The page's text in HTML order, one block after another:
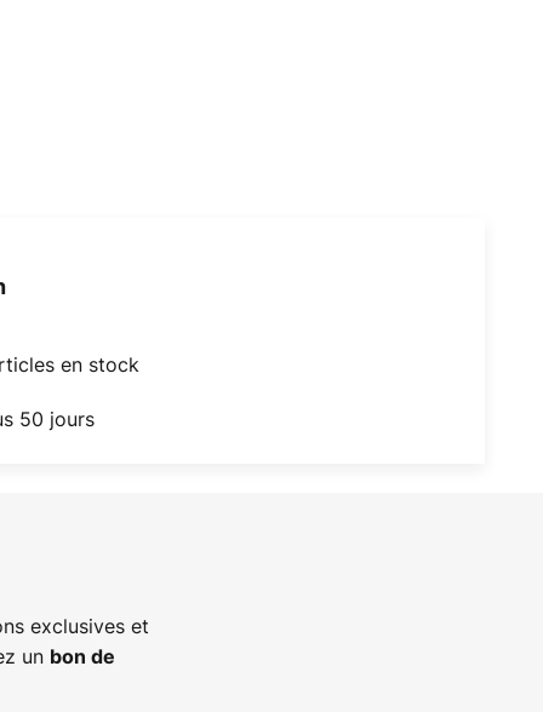
en stock
50 jours
exclusives et
un bon de